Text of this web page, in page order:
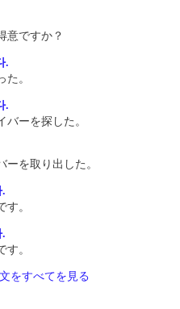
意ですか？
.
。
.
ーを探した。
を取り出した。
.
。
.
。
をすべてを見る